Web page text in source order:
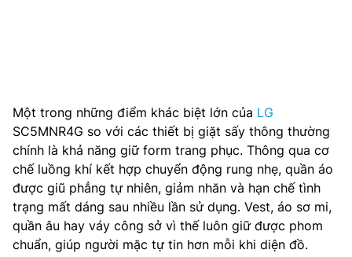
Một trong những điểm khác biệt lớn của LG
SC5MNR4G so với các thiết bị giặt sấy thông thường
chính là khả năng giữ form trang phục. Thông qua cơ
chế luồng khí kết hợp chuyển động rung nhẹ, quần áo
được giũ phẳng tự nhiên, giảm nhăn và hạn chế tình
trạng mất dáng sau nhiều lần sử dụng. Vest, áo sơ mi,
quần âu hay váy công sở vì thế luôn giữ được phom
chuẩn, giúp người mặc tự tin hơn mỗi khi diện đồ.